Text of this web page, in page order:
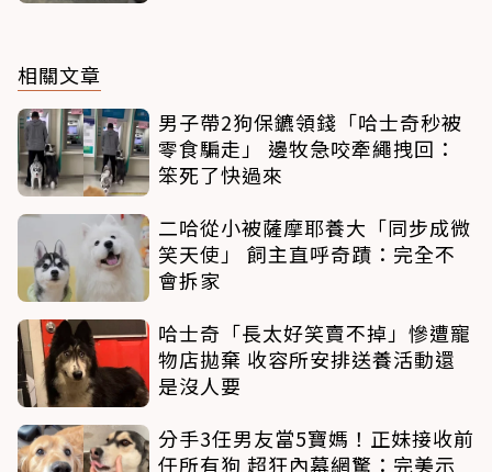
相關文章
男子帶2狗保鑣領錢「哈士奇秒被
零食騙走」 邊牧急咬牽繩拽回：
笨死了快過來
二哈從小被薩摩耶養大「同步成微
笑天使」 飼主直呼奇蹟：完全不
會拆家
哈士奇「長太好笑賣不掉」慘遭寵
物店拋棄 收容所安排送養活動還
是沒人要
分手3任男友當5寶媽！正妹接收前
任所有狗 超狂內幕網驚：完美示